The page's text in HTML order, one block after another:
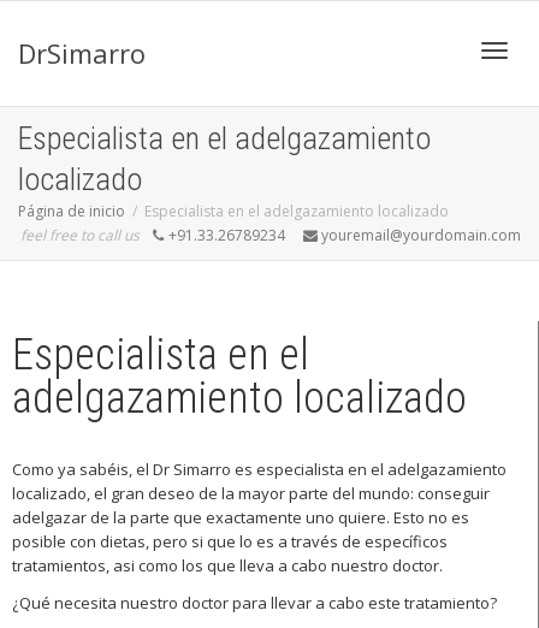
DrSimarro
Especialista en el adelgazamiento
localizado
Página de inicio
Especialista en el adelgazamiento localizado
feel free to call us
+91.33.26789234 youremail@yourdomain.com
Especialista en el
adelgazamiento localizado
Como ya sabéis, el Dr Simarro es especialista en el adelgazamiento
localizado, el gran deseo de la mayor parte del mundo: conseguir
adelgazar de la parte que exactamente uno quiere. Esto no es
posible con dietas, pero si que lo es a través de específicos
tratamientos, asi como los que lleva a cabo nuestro doctor.
¿Qué necesita nuestro doctor para llevar a cabo este tratamiento?